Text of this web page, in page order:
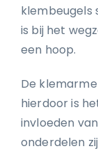
klembeugels
is bij het
een hoop.
De
hierdoor is
invloeden
onderdelen